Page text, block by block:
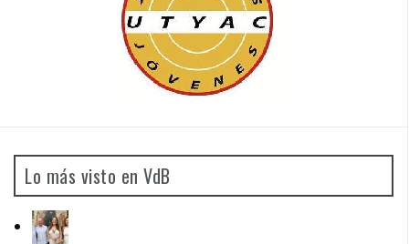
Lo más visto en VdB